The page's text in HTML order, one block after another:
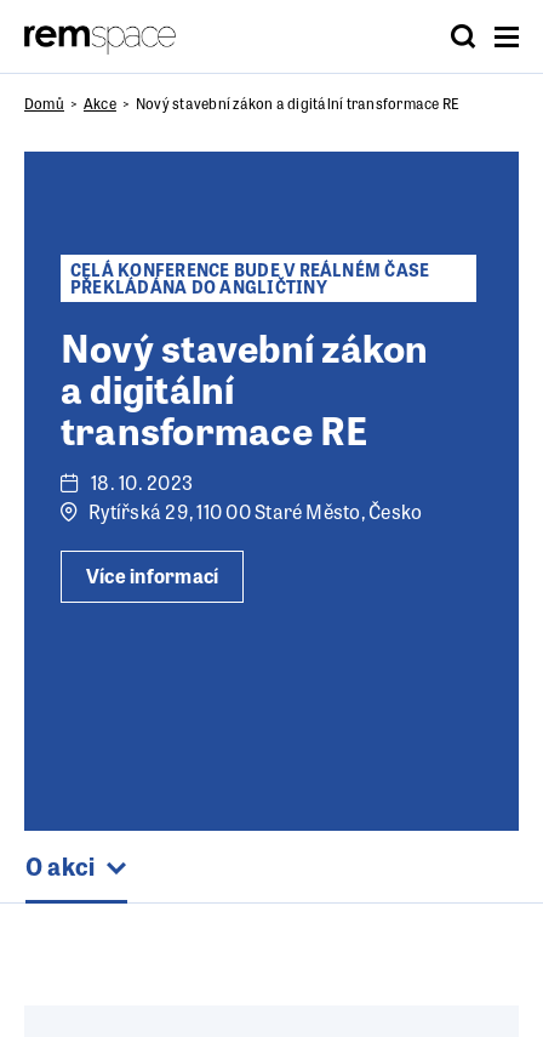
Domů Akce Nový stavební zákon a digitální transformace RE
CELÁ KONFERENCE BUDE V REÁLNÉM ČASE
PŘEKLÁDÁNA DO ANGLIČTINY
Nový stavební zákon
a digitální
transformace RE
18. 10. 2023
Rytířská 29, 110 00 Staré Město, Česko
Více informací
O akci